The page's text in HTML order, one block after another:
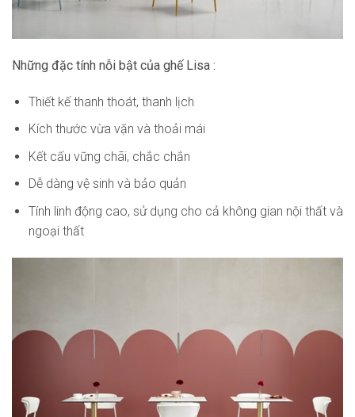
Những đặc tính nỗi bật của ghế Lisa :
Thiết kế thanh thoát, thanh lịch
Kích thước vừa vặn và thoải mái
Kết cấu vững chãi, chắc chắn
Dễ dàng vệ sinh và bảo quản
Tính linh động cao, sử dụng cho cả không gian nội thất và
ngoại thất